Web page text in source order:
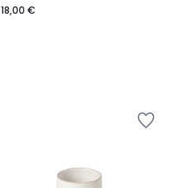
18,00 €